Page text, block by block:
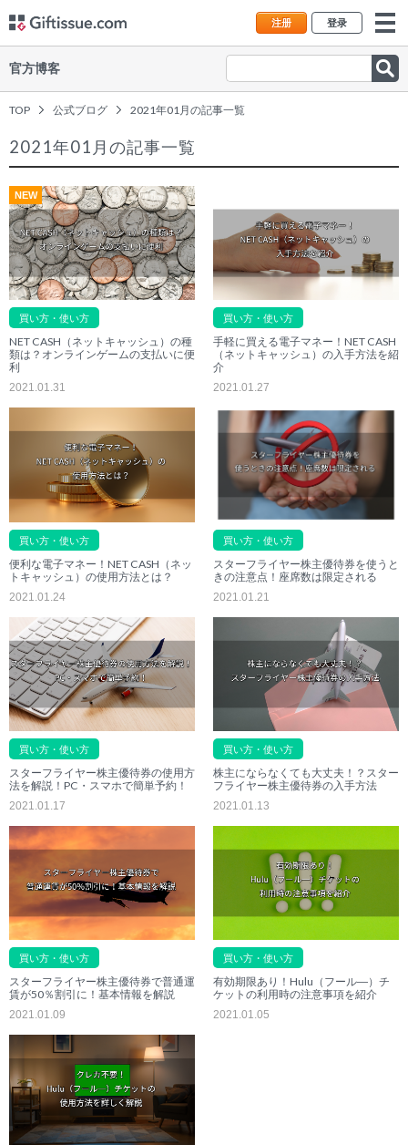
注册 登录
官方博客
TOP 公式ブログ 2021年01月の記事一覧
2021年01月の記事一覧
NEW
買い方・使い方
NET CASH（ネットキャッシュ）の種
類は？オンラインゲームの支払いに便
利
2021.01.31
買い方・使い方
手軽に買える電子マネー！NET CASH
（ネットキャッシュ）の入手方法を紹
介
2021.01.27
買い方・使い方
便利な電子マネー！NET CASH（ネッ
トキャッシュ）の使用方法とは？
2021.01.24
買い方・使い方
スターフライヤー株主優待券を使うと
きの注意点！座席数は限定される
2021.01.21
買い方・使い方
スターフライヤー株主優待券の使用方
法を解説！PC・スマホで簡単予約！
2021.01.17
買い方・使い方
株主にならなくても大丈夫！？スター
フライヤー株主優待券の入手方法
2021.01.13
買い方・使い方
スターフライヤー株主優待券で普通運
賃が50％割引に！基本情報を解説
2021.01.09
買い方・使い方
有効期限あり！Hulu（フール―）チ
ケットの利用時の注意事項を紹介
2021.01.05